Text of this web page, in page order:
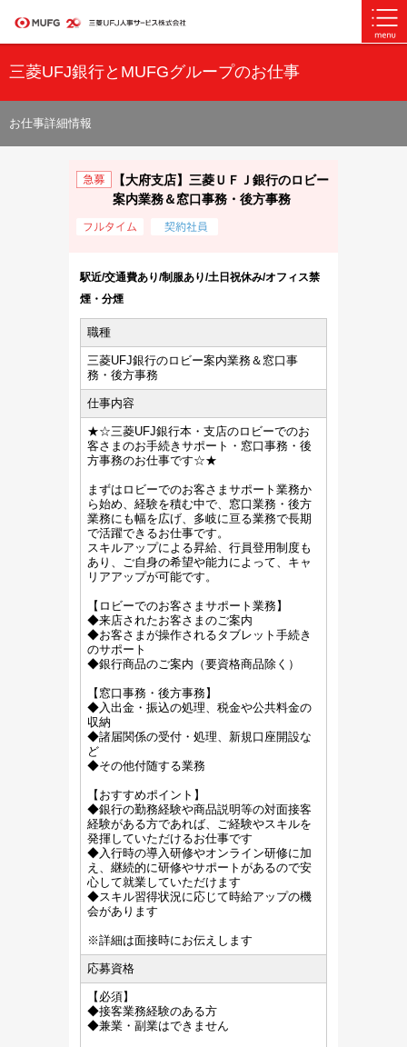
三菱UFJ銀行とMUFGグループのお仕事
お仕事詳細情報
【大府支店】三菱ＵＦＪ銀行のロビー
案内業務＆窓口事務・後方事務
駅近/交通費あり/制服あり/土日祝休み/オフィス禁
煙・分煙
職種
三菱UFJ銀行のロビー案内業務＆窓口事
務・後方事務
仕事内容
★☆三菱UFJ銀行本・支店のロビーでのお
客さまのお手続きサポート・窓口事務・後
方事務のお仕事です☆★
まずはロビーでのお客さまサポート業務か
ら始め、経験を積む中で、窓口業務・後方
業務にも幅を広げ、多岐に亘る業務で長期
で活躍できるお仕事です。
スキルアップによる昇給、行員登用制度も
あり、ご自身の希望や能力によって、キャ
リアアップが可能です。
【ロビーでのお客さまサポート業務】
◆来店されたお客さまのご案内
◆お客さまが操作されるタブレット手続き
のサポート
◆銀行商品のご案内（要資格商品除く）
【窓口事務・後方事務】
◆入出金・振込の処理、税金や公共料金の
収納
◆諸届関係の受付・処理、新規口座開設な
ど
◆その他付随する業務
【おすすめポイント】
◆銀行の勤務経験や商品説明等の対面接客
経験がある方であれば、ご経験やスキルを
発揮していただけるお仕事です
◆入行時の導入研修やオンライン研修に加
え、継続的に研修やサポートがあるので安
心して就業していただけます
◆スキル習得状況に応じて時給アップの機
会があります
※詳細は面接時にお伝えします
応募資格
【必須】
◆接客業務経験のある方
◆兼業・副業はできません